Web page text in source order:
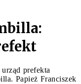
prefekta
Papież Franciszek